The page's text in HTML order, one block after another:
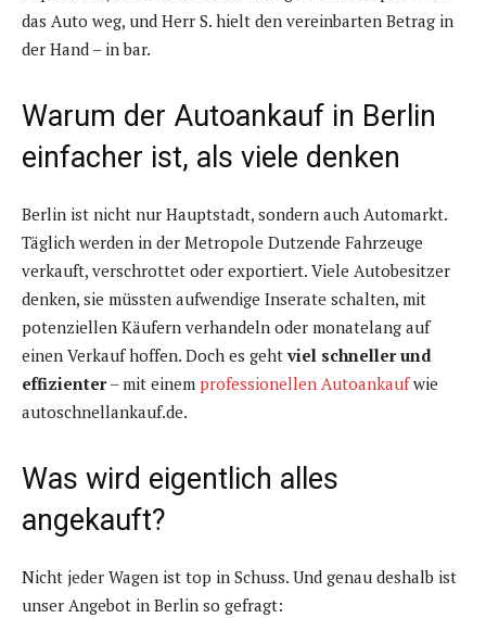
das Auto weg, und Herr S. hielt den vereinbarten Betrag in
der Hand – in bar.
Warum der Autoankauf in Berlin
einfacher ist, als viele denken
Berlin ist nicht nur Hauptstadt, sondern auch Automarkt.
Täglich werden in der Metropole Dutzende Fahrzeuge
verkauft, verschrottet oder exportiert. Viele Autobesitzer
denken, sie müssten aufwendige Inserate schalten, mit
potenziellen Käufern verhandeln oder monatelang auf
einen Verkauf hoffen. Doch es geht viel schneller und
effizienter– mit einem professionellen Autoankaufwie
autoschnellankauf.de.
Was wird eigentlich alles
angekauft?
Nicht jeder Wagen ist top in Schuss. Und genau deshalb ist
unser Angebot in Berlin so gefragt: